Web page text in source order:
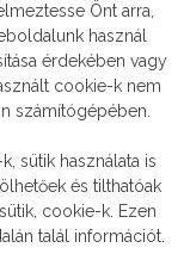
Önt arra,
használ
érdekében vagy
cookie-k nem
számítógépében.
sütik használata is
és tilthatóak
cookie-k. Ezen
talál információt.